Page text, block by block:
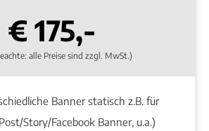
€ 175,-
alle Preise sind zzgl. MwSt.)
Banner statisch z.B. für
Story/Facebook Banner, u.a.)